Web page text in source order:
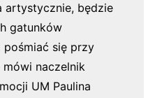
artystycznie, będzie
gatunków
pośmiać się przy
naczelnik
UM Paulina